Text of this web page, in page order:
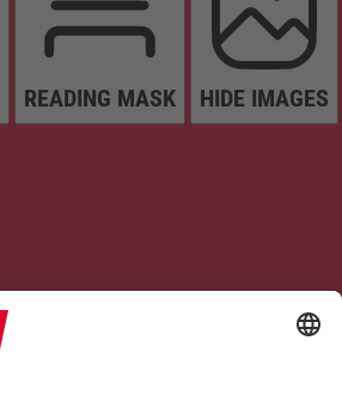
READING MASK HIDE IMAGES